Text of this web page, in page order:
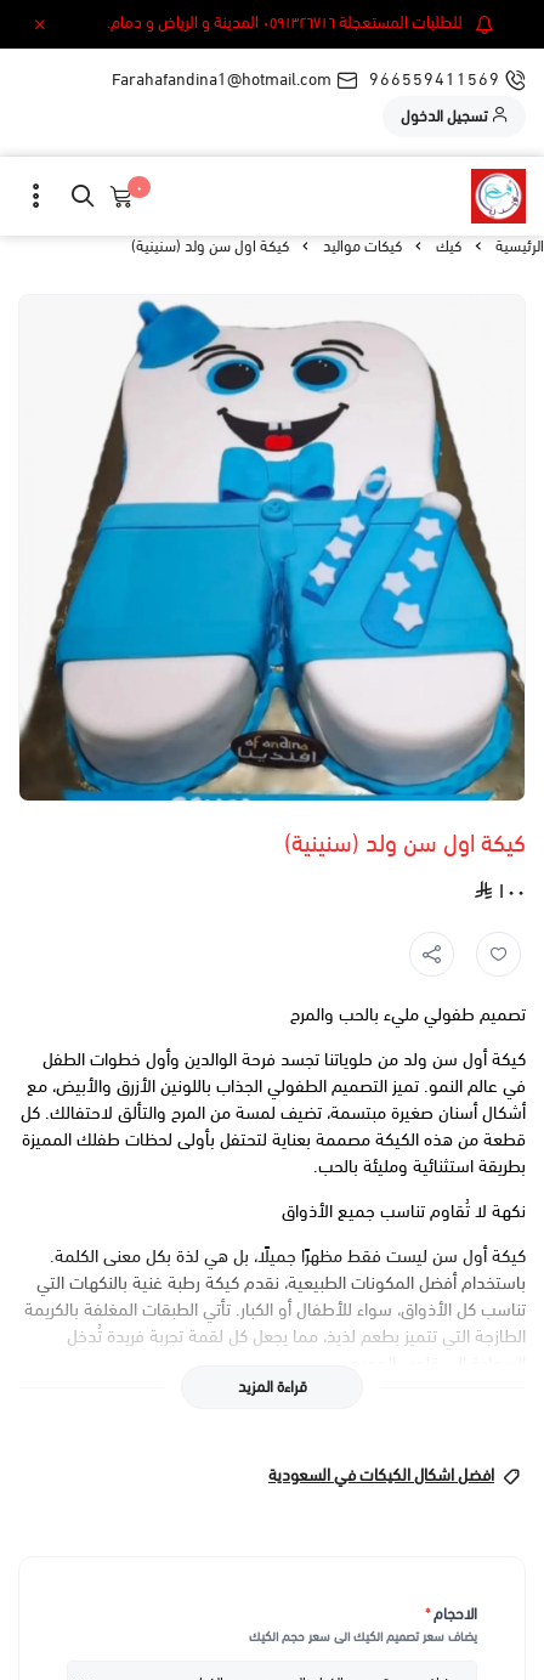
للطلبات المستعجلة ٠٥٩١٣٢٦٧١٦ المدينة و الرياض و دمام.
966559411569
Farahafandina1@hotmail.com
تسجيل الدخول
٠
الرئيسية كيك كيكات مواليد كيكة اول سن ولد (سنينية)
كيكة اول سن ولد (سنينية)
١٠٠
تصميم طفولي مليء بالحب والمرح
كيكة أول سن ولد من حلوياتنا تجسد فرحة الوالدين وأول خطوات الطفل
في عالم النمو. تميز التصميم الطفولي الجذاب باللونين الأزرق والأبيض، مع
أشكال أسنان صغيرة مبتسمة، تضيف لمسة من المرح والتألق لاحتفالك. كل
قطعة من هذه الكيكة مصممة بعناية لتحتفل بأولى لحظات طفلك المميزة
بطريقة استثنائية ومليئة بالحب.
نكهة لا تُقاوم تناسب جميع الأذواق
كيكة أول سن ليست فقط مظهرًا جميلًا، بل هي لذة بكل معنى الكلمة.
باستخدام أفضل المكونات الطبيعية، نقدم كيكة رطبة غنية بالنكهات التي
تناسب كل الأذواق، سواء للأطفال أو الكبار. تأتي الطبقات المغلفة بالكريمة
الطازجة التي تتميز بطعم لذيذ، مما يجعل كل لقمة تجربة فريدة تُدخل
تخصيص الكيكة بما يناسب ذوقك. سواء كنت تفضل تغيير الألوان أو إضافة
سعر تصميم الكيك 👆🏻
بعد اختيار حجم الكيك يضاف سعر التصميم الى سعر الحجم
قراءة المزيد
افضل اشكال الكيكات في السعودية
الاحجام*
يضاف سعر تصميم الكيك الى سعر حجم الكيك